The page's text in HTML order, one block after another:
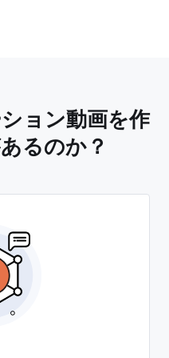
ョン動画を作
るのか？